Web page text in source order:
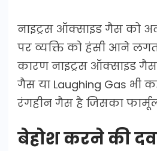
नाइट्रस ऑक्साइड गैस को
पर व्यक्ति को हंसी आने
कारण नाइट्रस ऑक्साइड
गैस या Laughing Gas भी
रंगहीन गैस है जिसका
बेहोश करने की